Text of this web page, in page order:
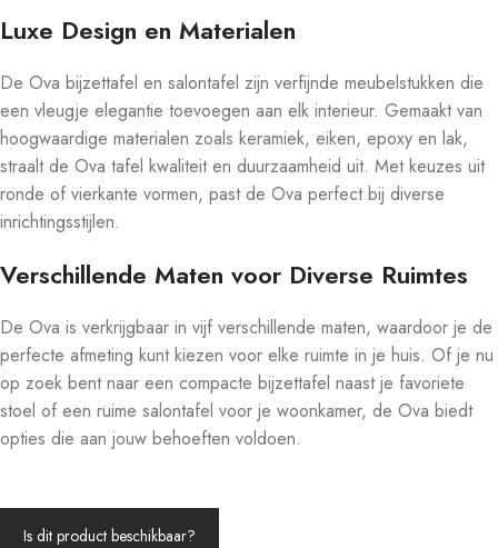
Luxe Design en Materialen
De Ova bijzettafel en salontafel zijn verfijnde meubelstukken die
een vleugje elegantie toevoegen aan elk interieur. Gemaakt van
hoogwaardige materialen zoals keramiek, eiken, epoxy en lak,
straalt de Ova tafel kwaliteit en duurzaamheid uit. Met keuzes uit
ronde of vierkante vormen, past de Ova perfect bij diverse
inrichtingsstijlen.
Verschillende Maten voor Diverse Ruimtes
De Ova is verkrijgbaar in vijf verschillende maten, waardoor je de
perfecte afmeting kunt kiezen voor elke ruimte in je huis. Of je nu
op zoek bent naar een compacte bijzettafel naast je favoriete
stoel of een ruime salontafel voor je woonkamer, de Ova biedt
opties die aan jouw behoeften voldoen.
Is dit product beschikbaar?